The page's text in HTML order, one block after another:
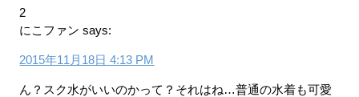
2
にこファン says:
2015年11月18日 4:13 PM
ん？スク水がいいのかって？それはね…普通の水着も可愛